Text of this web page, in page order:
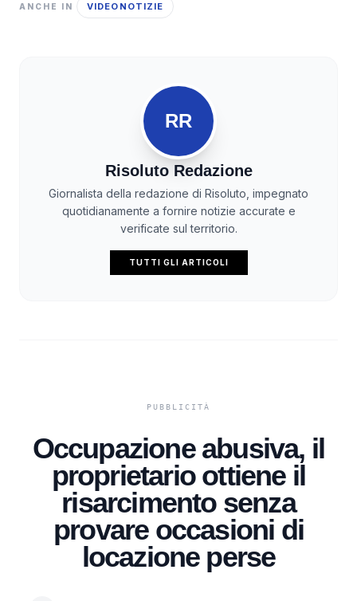
ANCHE IN VIDEONOTIZIE
RR
Risoluto Redazione
Giornalista della redazione di Risoluto, impegnato
quotidianamente a fornire notizie accurate e
verificate sul territorio.
TUTTI GLI ARTICOLI
Occupazione abusiva, il
proprietario ottiene il
risarcimento senza
provare occasioni di
locazione perse